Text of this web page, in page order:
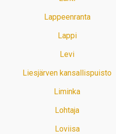
Lappeenranta
Lappi
Levi
Liesjärven kansallispuisto
Liminka
Lohtaja
Loviisa